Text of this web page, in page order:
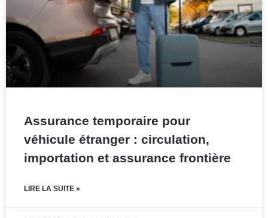
Assurance temporaire pour
véhicule étranger : circulation,
importation et assurance frontière
LIRE LA SUITE »